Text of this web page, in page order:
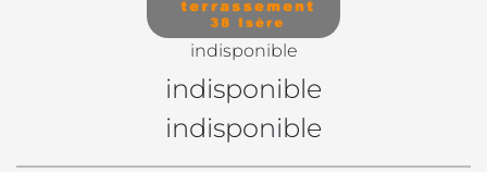
indisponible
indisponible
indisponible